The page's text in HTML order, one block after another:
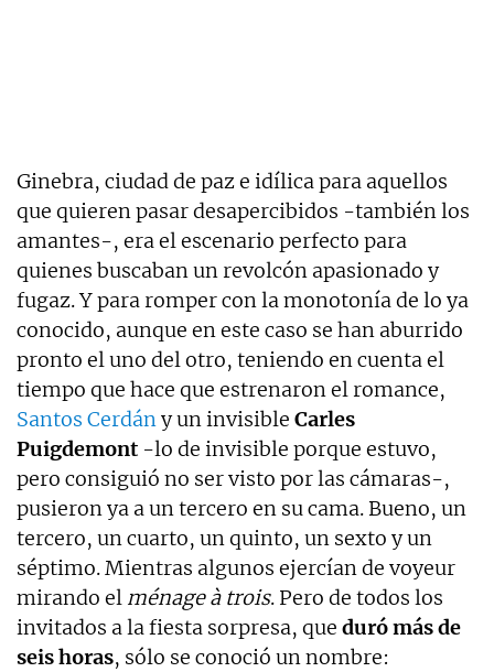
Ginebra, ciudad de paz e idílica para aquellos
que quieren pasar desapercibidos -también los
amantes-, era el escenario perfecto para
quienes buscaban un revolcón apasionado y
fugaz. Y para romper con la monotonía de lo ya
conocido, aunque en este caso se han aburrido
pronto el uno del otro, teniendo en cuenta el
tiempo que hace que estrenaron el romance,
Santos Cerdány un invisible Carles
Puigdemont -lo de invisible porque estuvo,
pero consiguió no ser visto por las cámaras-,
pusieron ya a un tercero en su cama. Bueno, un
tercero, un cuarto, un quinto, un sexto y un
séptimo. Mientras algunos ejercían de voyeur
mirando el ménage à trois. Pero de todos los
invitados a la fiesta sorpresa, que duró más de
seis horas, sólo se conoció un nombre: